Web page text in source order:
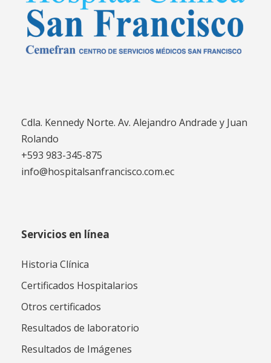
Cdla. Kennedy Norte. Av. Alejandro Andrade y Juan
Rolando
+593 983-345-875
info@hospitalsanfrancisco.com.ec
Servicios en línea
Historia Clínica
Certificados Hospitalarios
Otros certificados
Resultados de laboratorio
Resultados de Imágenes